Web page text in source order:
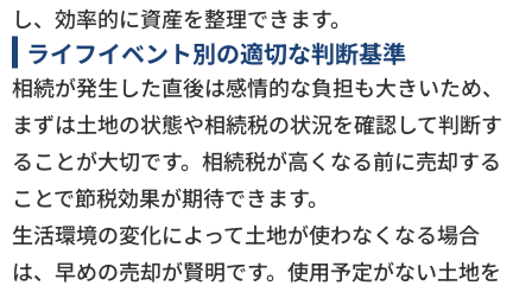
し、効率的に資産を整理できます。
ライフイベント別の適切な判断基準
相続が発生した直後は感情的な負担も大きいため、
まずは土地の状態や相続税の状況を確認して判断す
ることが大切です。相続税が高くなる前に売却する
ことで節税効果が期待できます。
生活環境の変化によって土地が使わなくなる場合
は、早めの売却が賢明です。使用予定がない土地を